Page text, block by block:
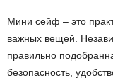
Мини сейф – это
важных вещей.
правильно
безопасность,